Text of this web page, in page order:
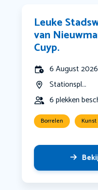
Leuke
van
Cuyp.
6 August
Stationspl...
6 plekken
Borrelen